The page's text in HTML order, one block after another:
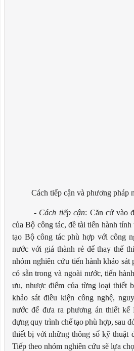
Cách tiếp cận và phương pháp
- Cách tiếp cận: Căn cứ vào
của Bộ công tác, đề tài tiến hành tính
tạo Bộ công tác phù hợp với công
nước với giá thành rẻ để thay thế
nhóm nghiên cứu tiến hành khảo sát
có sẵn trong và ngoài nước, tiến
ưu, nhược điểm của từng loại thiết
khảo sát điều kiện công nghệ,
nước để đưa ra phương án thiết kế
dựng quy trình chế tạo phù hợp, sau
thiết bị với những thông số kỹ thuật
Tiếp theo nhóm nghiên cứu sẽ lựa